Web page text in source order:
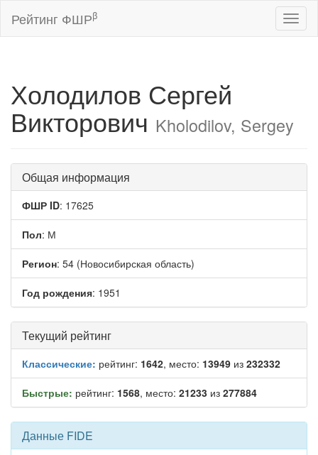
Рейтинг ФШРβ
Холодилов Сергей
Викторович Kholodilov, Sergey
Общая информация
ФШР ID: 17625
Пол: М
Регион: 54 (Новосибирская область)
Год рождения: 1951
Текущий рейтинг
Классические: рейтинг: 1642, место: 13949 из 232332
Быстрые: рейтинг: 1568, место: 21233 из 277884
Данные FIDE